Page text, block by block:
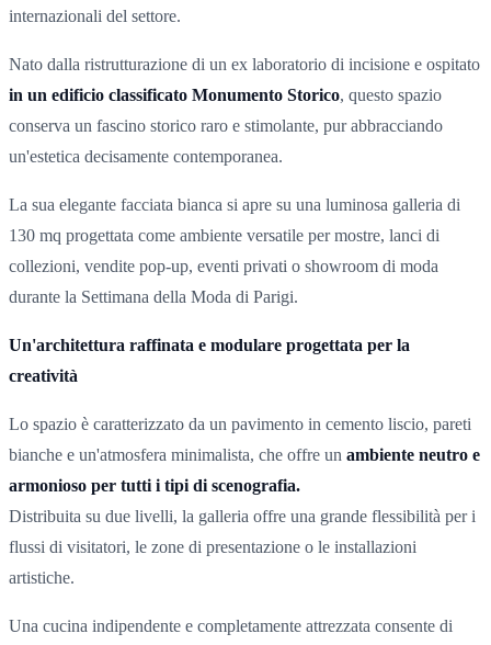
internazionali del settore.
Nato dalla ristrutturazione di un ex laboratorio di incisione e ospitato
in un edificio classificato Monumento Storico, questo spazio
conserva un fascino storico raro e stimolante, pur abbracciando
un'estetica decisamente contemporanea.
La sua elegante facciata bianca si apre su una luminosa galleria di
130 mq progettata come ambiente versatile per mostre, lanci di
collezioni, vendite pop-up, eventi privati o showroom di moda
durante la Settimana della Moda di Parigi.
Un'architettura raffinata e modulare progettata per la
creatività
Lo spazio è caratterizzato da un pavimento in cemento liscio, pareti
bianche e un'atmosfera minimalista, che offre un ambiente neutro e
armonioso per tutti i tipi di scenografia.
Distribuita su due livelli, la galleria offre una grande flessibilità per i
flussi di visitatori, le zone di presentazione o le installazioni
artistiche.
Una cucina indipendente e completamente attrezzata consente di